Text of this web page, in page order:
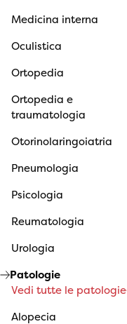
Medicina interna
Oculistica
Ortopedia
Ortopedia e
traumatologia
Otorinolaringoiatria
Pneumologia
Psicologia
Reumatologia
Urologia
Patologie
Vedi tutte le patologie
Alopecia